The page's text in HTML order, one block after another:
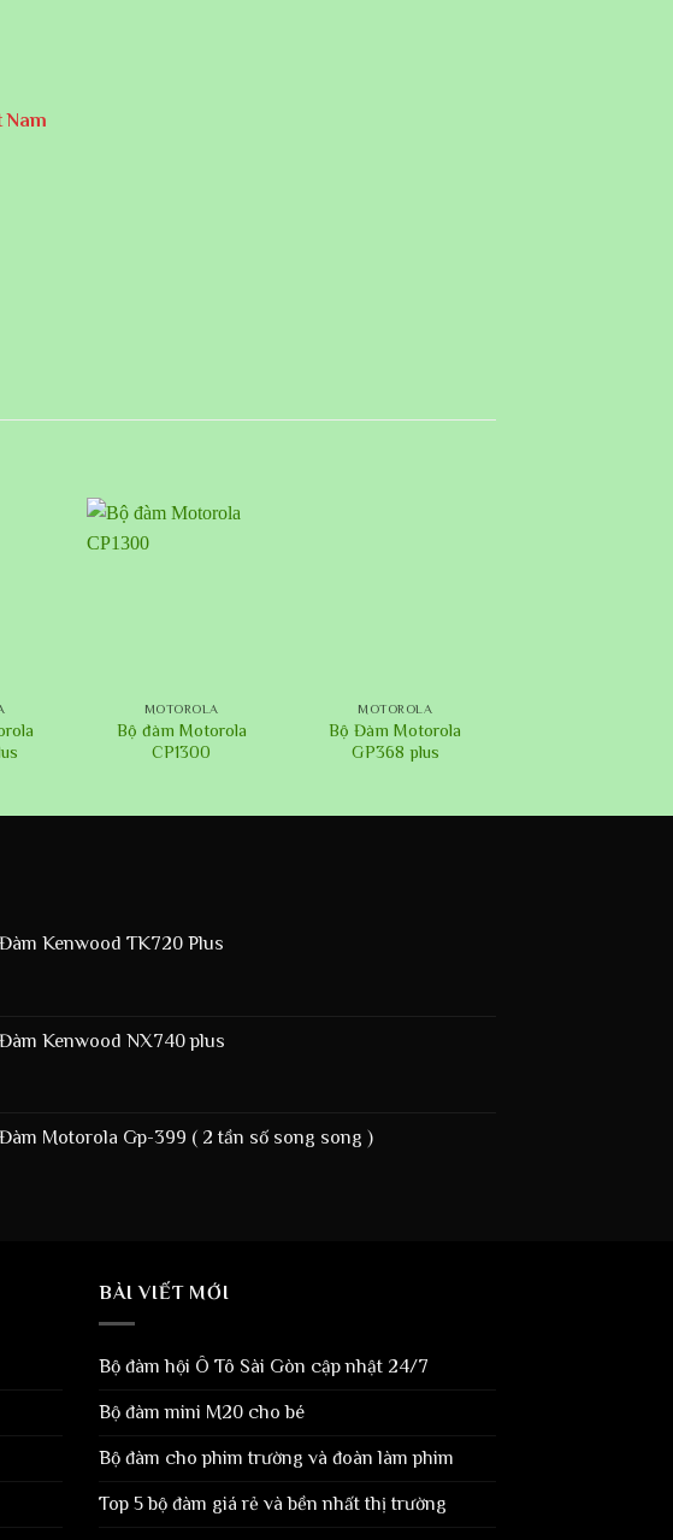
Nam
MOTOROLA
Bộ đàm Motorola
CP1300
MOTOROLA
Bộ Đàm Motorola
GP368 plus
Kenwood TK720 Plus
Kenwood NX740 plus
Motorola Gp-399 ( 2 tần số song song )
BÀI VIẾT MỚI
Bộ đàm hội Ô Tô Sài Gòn cập nhật 24/7
Bộ đàm mini M20 cho bé
Bộ đàm cho phim trường và đoàn làm phim
Top 5 bộ đàm giá rẻ và bền nhất thị trường